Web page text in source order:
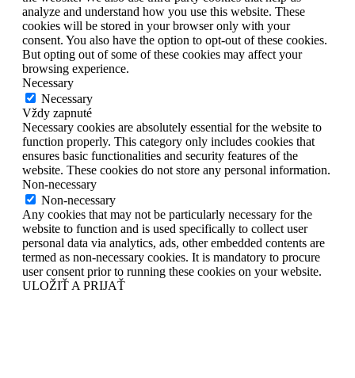
analyze and understand how you use this website. These
cookies will be stored in your browser only with your
consent. You also have the option to opt-out of these cookies.
But opting out of some of these cookies may affect your
browsing experience.
Necessary
Necessary
Vždy zapnuté
Necessary cookies are absolutely essential for the website to
function properly. This category only includes cookies that
ensures basic functionalities and security features of the
website. These cookies do not store any personal information.
Non-necessary
Non-necessary
Any cookies that may not be particularly necessary for the
website to function and is used specifically to collect user
personal data via analytics, ads, other embedded contents are
termed as non-necessary cookies. It is mandatory to procure
user consent prior to running these cookies on your website.
ULOŽIŤ A PRIJAŤ